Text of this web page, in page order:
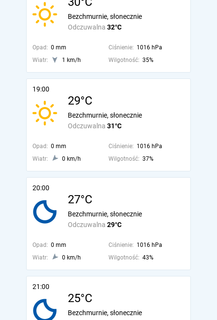
Odczuwalna 32°C
Bezchmurnie, słonecznie
Opad: 0 mm Ciśnienie: 1016 hPa
Wiatr:
1 km/h Wilgotność: 35%
19:00
29°C
Odczuwalna 31°C
Bezchmurnie, słonecznie
Opad: 0 mm Ciśnienie: 1016 hPa
Wiatr:
0 km/h Wilgotność: 37%
20:00
27°C
Odczuwalna 29°C
Bezchmurnie, słonecznie
Opad: 0 mm Ciśnienie: 1016 hPa
Wiatr:
0 km/h Wilgotność: 43%
21:00
25°C
Bezchmurnie, słonecznie